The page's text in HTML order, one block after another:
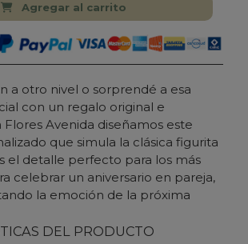
Agregar al carrito
a otro nivel o sorprendé a esa
con un regalo original e
Flores Avenida diseñamos este
que simula la clásica figurita
el detalle perfecto para los más
celebrar un aniversario en pareja,
la emoción de la próxima
DEL PRODUCTO